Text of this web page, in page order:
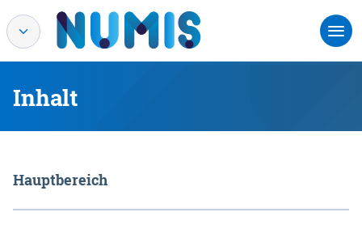
Inhalt
Hauptbereich